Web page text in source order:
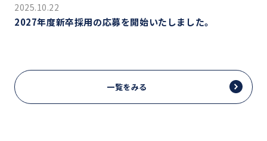
2025.10.22
2027年度新卒採用の応募を開始いたしました。
一覧をみる